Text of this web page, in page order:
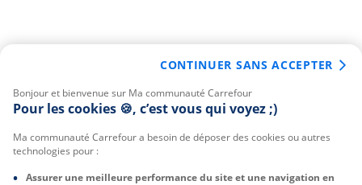
Bonjour et bienvenue sur Ma communauté Carrefour
Pour les cookies 🍪, c’est vous qui voyez ;)
Ma communauté Carrefour a besoin de déposer des cookies ou autres
technologies pour :
Assurer une meilleure performance du site et une navigation en
CONTINUER SANS ACCEPTER